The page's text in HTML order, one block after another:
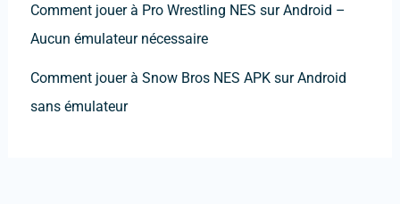
Comment jouer à Pro Wrestling NES sur Android –
Aucun émulateur nécessaire
Comment jouer à Snow Bros NES APK sur Android
sans émulateur